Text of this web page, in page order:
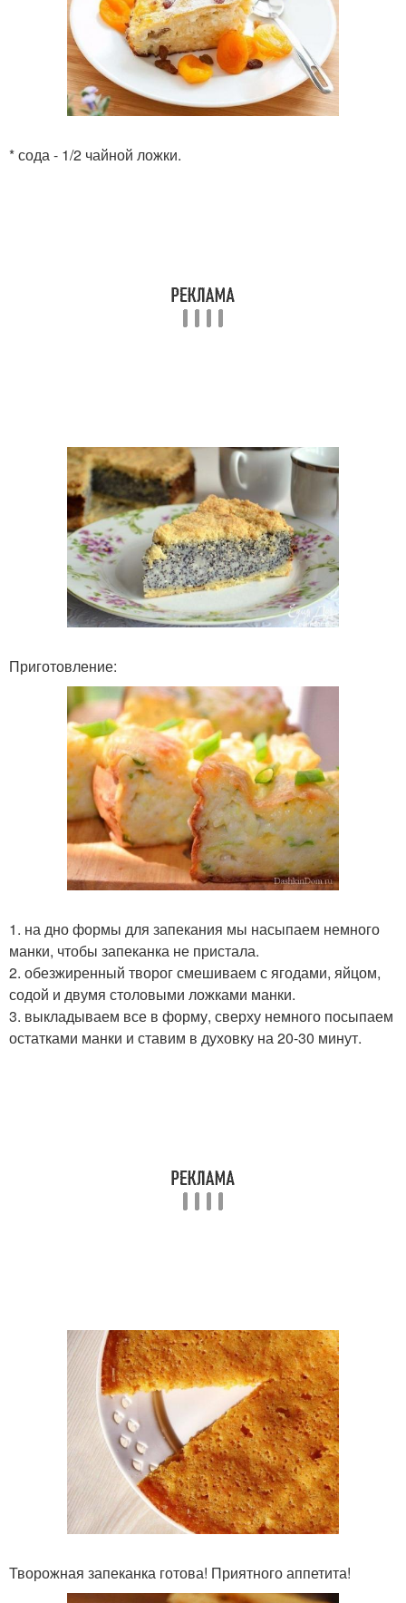
* сода - 1/2 чайной ложки.
Приготовление:
1. на дно формы для запекания мы насыпаем немного
манки, чтобы запеканка не пристала.
2. обезжиренный творог смешиваем с ягодами, яйцом,
содой и двумя столовыми ложками манки.
3. выкладываем все в форму, сверху немного посыпаем
остатками манки и ставим в духовку на 20-30 минут.
Творожная запеканка готова! Приятного аппетита!